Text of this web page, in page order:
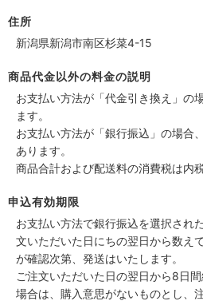
住所
新潟県新潟市南区杉菜4-15
商品代金以外の料金の説明
お支払い方法が「代金引き換え」の
ます。
お支払い方法が「銀行振込」の場合
あります。
商品合計および配送料の消費税は内
申込有効期限
お支払い方法で銀行振込を選択され
文いただいた日にちの翌日から数え
が確認次第、発送はいたします。
ご注文いただいた日の翌日から8日
場合は、購入意思がないものとし、